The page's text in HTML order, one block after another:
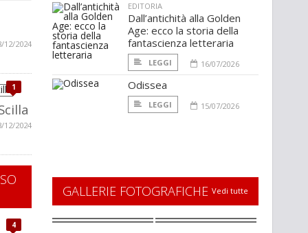
12/2024
1
12/2024
4
EDITORIA
Dall’antichità alla Golden
Age: ecco la storia della
fantascienza letteraria
LEGGI 16/07/2026
Odissea
LEGGI 15/07/2026
GALLERIE FOTOGRAFICHE Vedi tutte